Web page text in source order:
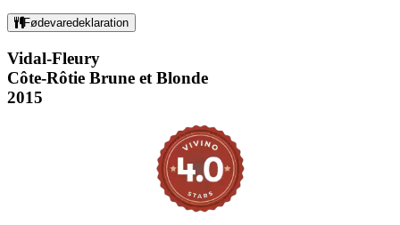
Fødevaredeklaration
Vidal-Fleury
Côte-Rôtie Brune et Blonde
2015